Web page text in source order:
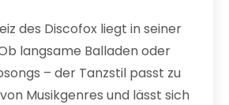
des Discofox liegt in seiner
langsame Balladen oder
– der Tanzstil passt zu
Musikgenres und lässt sich